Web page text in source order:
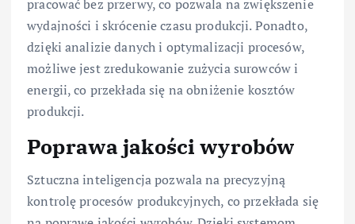
pracować bez przerwy, co pozwala na zwiększenie
wydajności i skrócenie czasu produkcji. Ponadto,
dzięki analizie danych i optymalizacji procesów,
możliwe jest zredukowanie zużycia surowców i
energii, co przekłada się na obniżenie kosztów
produkcji.
Poprawa jakości wyrobów
Sztuczna inteligencja pozwala na precyzyjną
kontrolę procesów produkcyjnych, co przekłada się